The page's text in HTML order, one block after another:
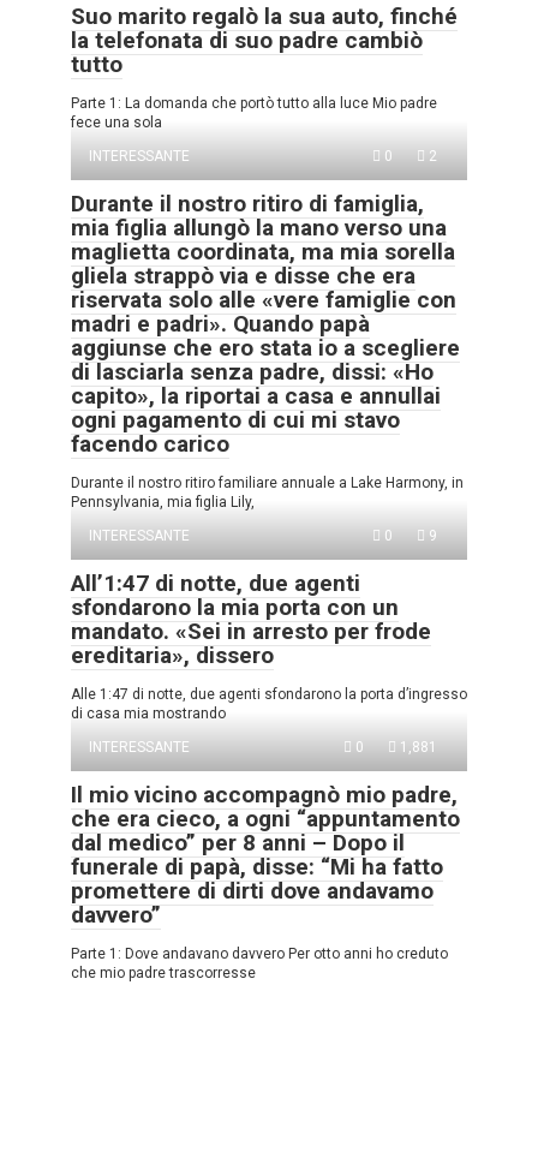
Suo marito regalò la sua auto, finché
la telefonata di suo padre cambiò
tutto
Parte 1: La domanda che portò tutto alla luce Mio padre
fece una sola
INTERESSANTE
0 2
Durante il nostro ritiro di famiglia,
mia figlia allungò la mano verso una
maglietta coordinata, ma mia sorella
gliela strappò via e disse che era
riservata solo alle «vere famiglie con
madri e padri». Quando papà
aggiunse che ero stata io a scegliere
di lasciarla senza padre, dissi: «Ho
capito», la riportai a casa e annullai
ogni pagamento di cui mi stavo
facendo carico
Durante il nostro ritiro familiare annuale a Lake Harmony, in
Pennsylvania, mia figlia Lily,
INTERESSANTE
0 9
All’1:47 di notte, due agenti
sfondarono la mia porta con un
mandato. «Sei in arresto per frode
ereditaria», dissero
Alle 1:47 di notte, due agenti sfondarono la porta d’ingresso
di casa mia mostrando
INTERESSANTE
0 1,881
Il mio vicino accompagnò mio padre,
che era cieco, a ogni “appuntamento
dal medico” per 8 anni – Dopo il
funerale di papà, disse: “Mi ha fatto
promettere di dirti dove andavamo
davvero”
Parte 1: Dove andavano davvero Per otto anni ho creduto
che mio padre trascorresse